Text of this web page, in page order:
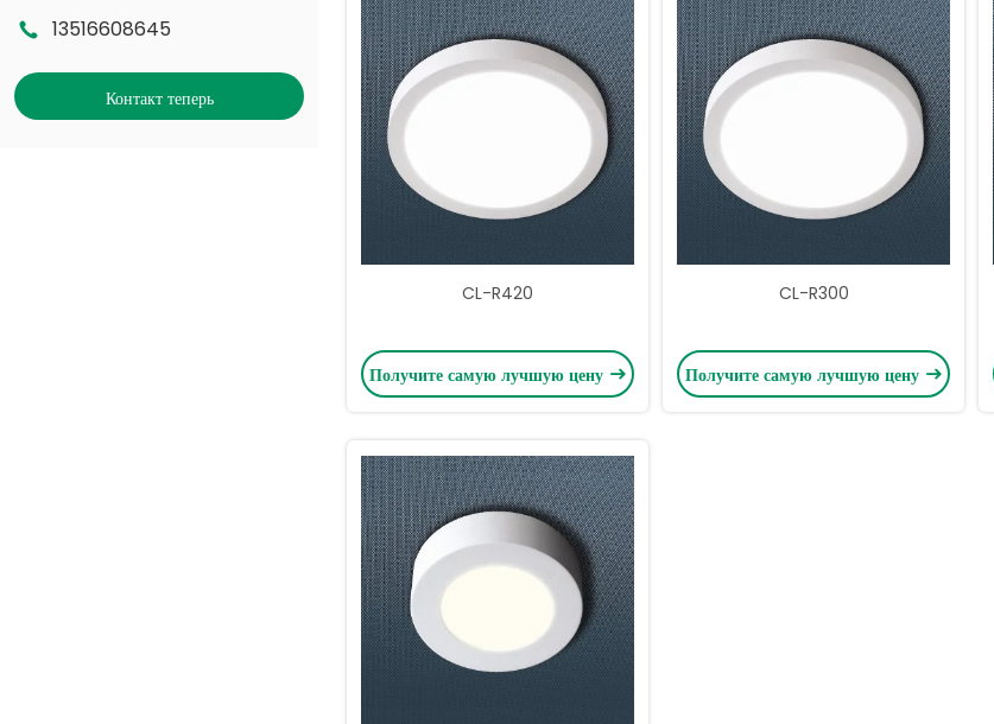
13516608645
Контакт теперь
CL-R420
Получите самую лучшую цену
CL-R300
Получите самую лучшую цену